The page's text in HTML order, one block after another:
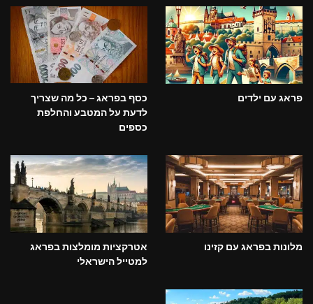
פראג עם ילדים
כסף בפראג – כל מה שצריך
לדעת על המטבע והחלפת
כספים
מלונות בפראג עם קזינו
אטרקציות מומלצות בפראג
למטייל הישראלי